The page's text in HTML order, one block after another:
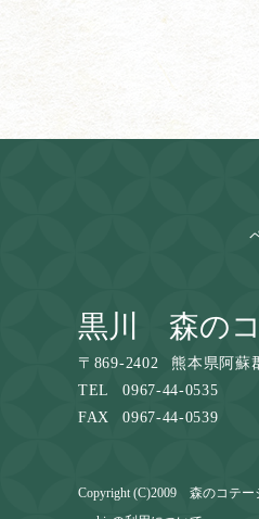
黒川 森の
〒 869-2402
熊本県阿蘇
TEL
0967-44-0535
FAX
0967-44-0539
Copyright (C)2009 森のコテー